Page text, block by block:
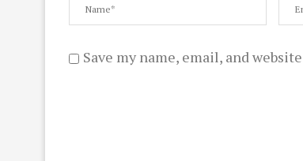
Save my name, email, and